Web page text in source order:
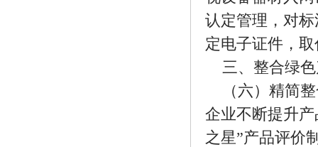
认定管理，对
定电子证件，
三、整合绿
（六）精简
企业不断提升
之星”产品评价